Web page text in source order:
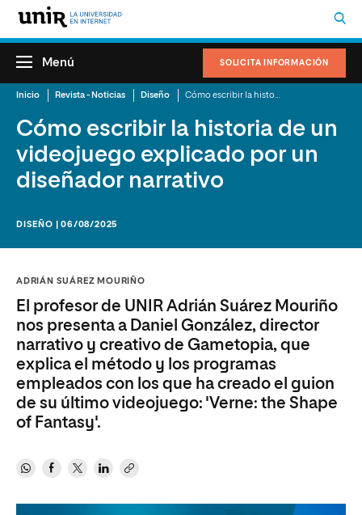
SOLICITA INFORMACIÓN
Menú
Inicio Revista - Noticias Diseño
Cómo escribir la historia de un
videojuego explicado por un
diseñador narrativo
DISEÑO | 06/08/2025
ADRIÁN SUÁREZ MOURIÑO
El profesor de UNIR Adrián Suárez Mouriño
nos presenta a Daniel González, director
narrativo y creativo de Gametopia, que
explica el método y los programas
empleados con los que ha creado el guion
de su último videojuego: 'Verne: the Shape
of Fantasy'.